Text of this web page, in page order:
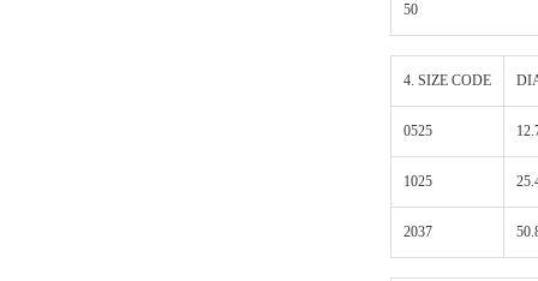
50
4. SIZE CODE
0525
1025
2037